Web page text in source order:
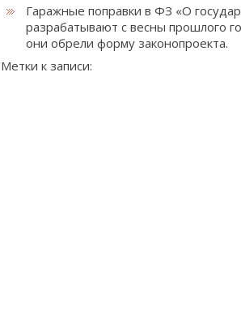
Гаражные поправки в ФЗ «О
разрабатывают с весны прошлого
они обрели форму законопроекта.
Метки к записи: